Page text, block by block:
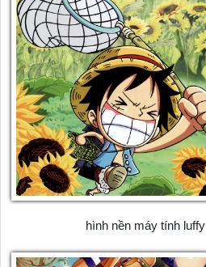
hình nền máy tính luffy